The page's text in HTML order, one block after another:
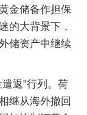
金储备作担保
的大背景下，
储资产中继续
返"行列。荷
继从海外撤回